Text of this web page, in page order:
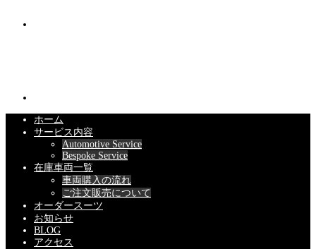
ホーム
サービス内容
Automotive Service
Bespoke Service
在庫車両一覧
車両購入の流れ
ご注文販売について
オーダースーツ
お知らせ
BLOG
アクセス